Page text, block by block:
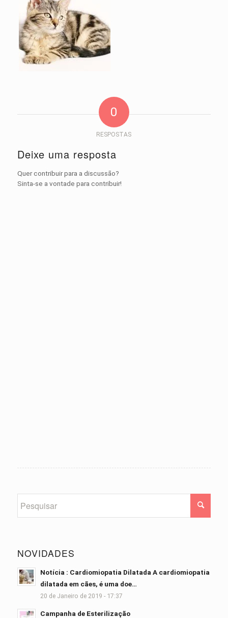
0
RESPOSTAS
Deixe uma resposta
Quer contribuir para a discussão?
Sinta-se a vontade para contribuir!
NOVIDADES
Notícia : Cardiomiopatia Dilatada A cardiomiopatia
dilatada em cães, é uma doe…
20 de Janeiro de 2019 - 17:37
Campanha de Esterilização